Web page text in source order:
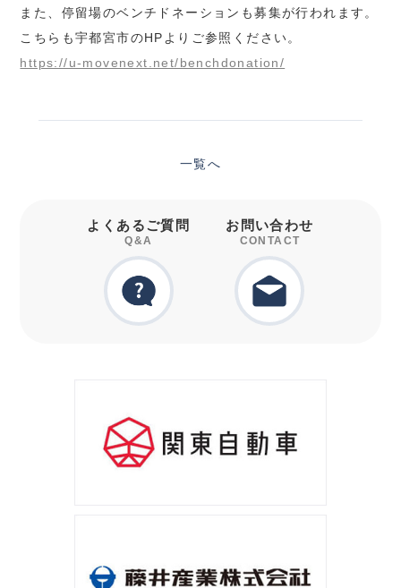
また、停留場のベンチドネーションも募集が行われます。
こちらも宇都宮市のHPよりご参照ください。
https://u-movenext.net/benchdonation/
一覧へ
よくあるご質問
Q&A
お問い合わせ
CONTACT